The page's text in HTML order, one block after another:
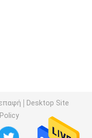
Desktop Site